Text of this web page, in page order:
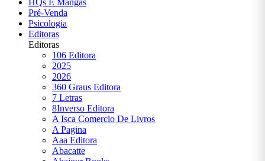
FITNESS
ESTÉTICA
SOCIOLOGIA
HQs E Mangás
Pré-Venda
Psicologia
Editoras
Editoras
106 Editora
2025
2026
360 Graus Editora
7 Letras
8Inverso Editora
A Isca Comercio De Livros
A Pagina
Aaa Editora
Abacatte